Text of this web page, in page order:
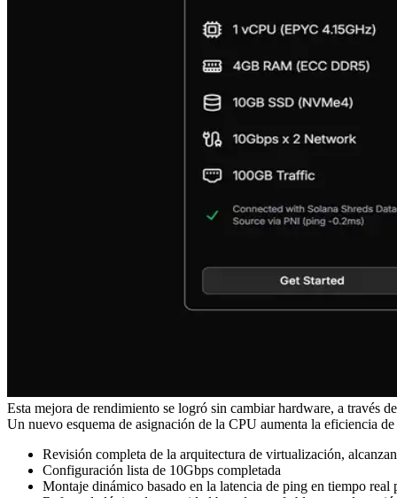
Esta mejora de rendimiento se logró sin cambiar hardware, a través
Un nuevo esquema de asignación de la CPU aumenta la eficiencia
Revisión completa de la arquitectura de virtualización,
Configuración lista de 10Gbps completada
Montaje dinámico basado en la latencia de ping en tiempo real